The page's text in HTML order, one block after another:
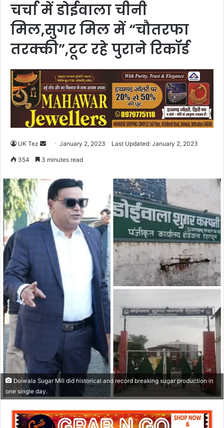
चर्चा में डोईवाला चीनी
मिल,सुगर मिल में “चौतरफा
तरक्की”,टूट रहे पुराने रिकॉर्ड
UK Tez
d
a
n
e
m
January 2, 2023 Last Updated: January 2, 2023
354 3 minutes read
Doiwala Sugar Mill did historical and record breaking sugar production in
one single day.